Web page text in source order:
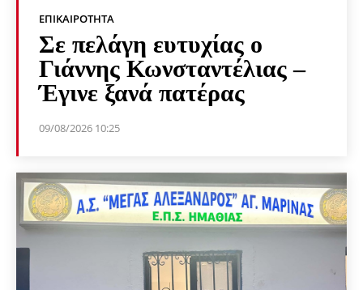
ΕΠΙΚΑΙΡΌΤΗΤΑ
Σε πελάγη ευτυχίας ο
Γιάννης Κωνσταντέλιας –
Έγινε ξανά πατέρας
09/08/2026 10:25